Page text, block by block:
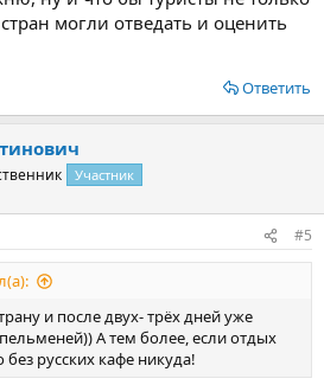
могли отведать и оценить
Ответить
Участник
#5
и после двух- трёх дней уже
А тем более, если отдых
русских кафе никуда!